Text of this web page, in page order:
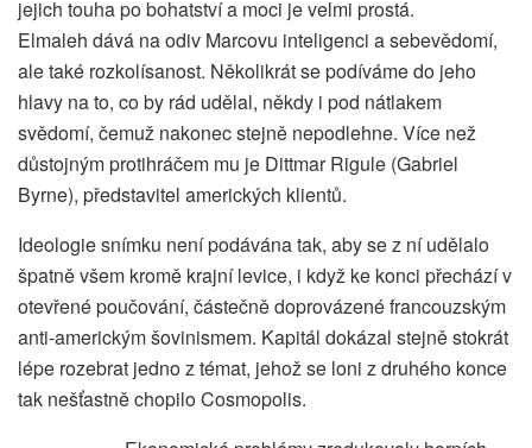
jejich touha po bohatství a moci je velmi prostá.
Elmaleh dává na odiv Marcovu inteligenci a sebevědomí,
ale také rozkolísanost. Několikrát se podíváme do jeho
hlavy na to, co by rád udělal, někdy i pod nátlakem
svědomí, čemuž nakonec stejně nepodlehne. Více než
důstojným protihráčem mu je Dittmar Rigule (Gabriel
Byrne), představitel amerických klientů.
Ideologie snímku není podávána tak, aby se z ní udělalo
špatně všem kromě krajní levice, i když ke konci přechází v
otevřené poučování, částečně doprovázené francouzským
anti-americkým šovinismem. Kapitál dokázal stejně stokrát
lépe rozebrat jedno z témat, jehož se loni z druhého konce
tak nešťastně chopilo Cosmopolis.